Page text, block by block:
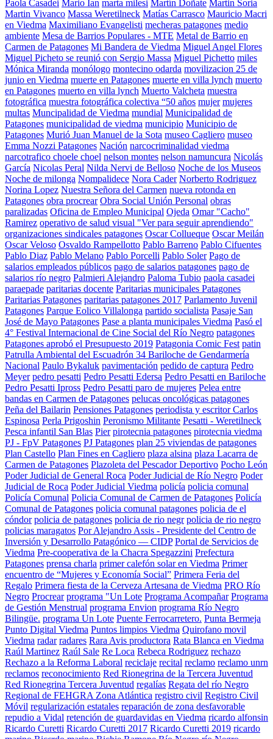
Paola Casadei Mario Ian marta milesi Martín Doñate Martin Soria
Martin Vivanco Massa Weretilneck Matías Carrasco Mauricio Macri
en Viedma Maximiliano Evangelisti mecheras patagones medio
ambiente Mesa de Barrios Populares - MTE Metal de Barrio en
Carmen de Patagones Mi Bandera de Viedma Miguel Angel Flores
Miguel Picheto se reunió con Sergio Massa Miguel Pichetto miles
Mónica Miranda monólogo montecino odarda movilizacion 25 de
junio en Viedma muerte en Patagones muerte en villa lynch muerto
en Patagones muerto en villa lynch Muerto Valcheta muestra
fotográfica muestra fotográfica colectiva “50 años mujer mujeres
multas Muncipalidad de Viedma mundial Municipalidad de
Patagones municipalidad de viedma municipio Municipio de
Patagones Murió Juan Manuel de la Sota museo Cagliero museo
Emma Nozzi Patagones Nación narcocriminalidad viedma
narcotrafico choele choel nelson montes nelson namuncura Nicolás
García Nicolas Peral Nilda Nervi de Belloso Noche de los Museos
Noche de milonga Nompalidece Nora Cader Norberto Rodriguez
Norina Lopez Nuestra Señora del Carmen nueva rotonda en
Patagones obra procrear Obra Social Unión Personal obras
paralizadas Oficina de Empleo Municipal Ojeda Omar "Cacho"
Ramirez operativo de salud visual "Ver para seguir aprendiendo"
organizaciones sindicales patagones Oscar Collueque Oscar Meilán
Oscar Veloso Osvaldo Rampellotto Pablo Barreno Pablo Cifuentes
Pablo Diaz Pablo Melano Pablo Porcelli Pablo Soler Pago de
salarios empleados públicos pago de salarios patagones pago de
salarios río negro Palmieri Alejandro Paloma Tubio paola casadei
paraepade paritarias docente Paritarias municipales Patagones
Paritarias Patagones paritarias patagones 2017 Parlamento Juvenil
Patagones Parque Eolico Villalonga partido socialista Pasaje San
José de Mayo Patagones Pase a planta municipales Viedma Pasó el
4° Festival Internacional de Cine Social del Río Negro patagones
Patagones aprobó el Presupuesto 2019 Patagonia Comic Fest patin
Patrulla Ambiental del Escuadrón 34 Bariloche de Gendarmería
Nacional Paulo Bykaluk pavimentación pedido de captura Pedro
Meyer pedro pesatti Pedro Pesatti Edersa Pedro Pesatti en Bariloche
Pedro Pesatti Ipross Pedro Pesatti paro de mujeres Pelea entre
bandas en Carmen de Patagones pelucas oncológicas patagones
Peña del Bailarin Pensiones Patagones periodista y escritor Carlos
Espinosa Perla Prigoshin Peronismo Militante Pesatti - Weretilneck
Pesca infantil San Blas Pier pirotecnia patagones pirotecnia viedma
PJ - FpV Patagones PJ Patagones plan 25 viviendas de patagones
Plan Castello Plan Fines en Cagliero plaza alsina plaza Lacarra de
Carmen de Patagones Plazoleta del Pescador Deportivo Pocho León
Poder Judicial de General Roca Poder Judicial de Río Negro Poder
Judicial de Roca Poder Judicial Viedma policía policia comunal
Policía Comunal Policia Comunal de Carmen de Patagones Policía
Comunal de Patagones policia comunal patagones policia de el
cóndor policia de patagones policia de rio negr policia de rio negro
policias maragatos Por Alejandro Assis - Presidente del Centro de
Inversión y Desarrollo Patagónico — CIDP Portal de Servicios de
Viedma Pre-cooperativa de la Chacra Spegazzini Prefectura
Patagones prensa charla primer calefón solar en Viedma Primer
encuentro de “Mujeres y Economía Social” Primera Feria del
Regalo Primera fiesta de la Cerveza Artesana de Viedma PRO Río
Negro Procrear programa "Un Lote Programa Acompañar Programa
de Gestión Menstrual programa Envion programa Río Negro
Bilingüe. programa Un Lote Puente Ferrocarretero. Punta Bermeja
Punto Digital Viedma Puntos limpios Viedma Quirofano movil
Viedma radar radares Rara Avis productora Rata Blanca en Viedma
Raúl Martinez Raúl Sale Re Loca Rebeca Rodriguez rechazo
Rechazo a la Reforma Laboral reciclaje recital reclamo reclamo unrn
reclamos reconocimiento Red Rionegrina de la Tercera Juventud
Red Rionegrina Tercera Juventud regalías Regata del río Negro
Regional de FEHGRA Zona Atlántica registro civil Registro Civil
Móvil regularización estatales reparación de zona desfavorable
repudio a Vidal retención de guardavidas en Viedma ricardo alfonsin
Ricardo Curetti Ricardo Curetti 2017 Ricardo Curetti 2019 ricardo